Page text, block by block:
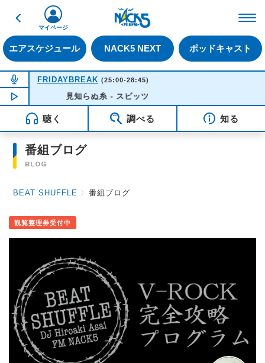
戻る
エアスケジュール NACK5 NEXT ポッドキャスト
マイページ
NOW ON AIR
FRIDAYBREAK (25:00-28:45)
NOW PLAYING01:04
見知らぬ糸 - スピッツ
聴く 調べる 知る
番組ブログ
BLOG
BEAT SHUFFLE 〉番組ブログ
観覧整理券受付中